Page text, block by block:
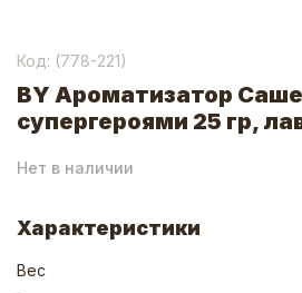
Код: (778-221)
BY Ароматизатор
супергероями 25 гр,
Нет в наличии
Характеристики
Вес